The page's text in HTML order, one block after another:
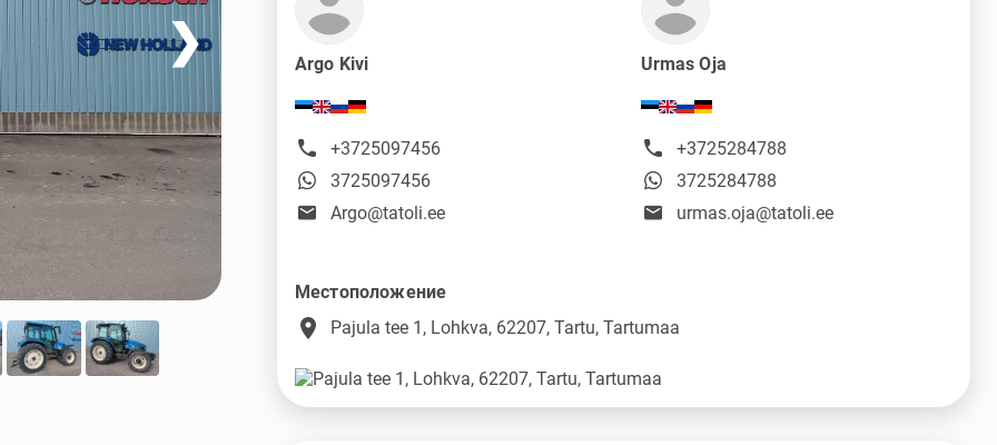
❯ Argo Kivi
+3725097456
3725097456
Argo@tatoli.ee
Urmas Oja
+3725284788
3725284788
urmas.oja@tatoli.ee
Местоположение
place Pajula tee 1, Lohkva, 62207, Tartu, Tartumaa